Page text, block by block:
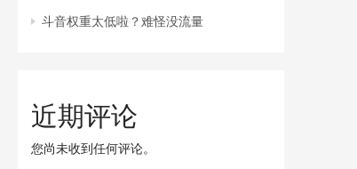
斗音权重太低啦？难怪没流量
近期评论
您尚未收到任何评论。